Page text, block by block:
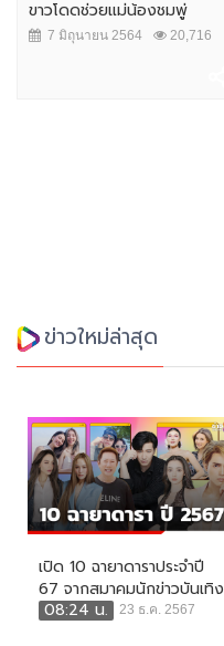
ขาวโดดช่วยแม่น้องชมพู่
7 มิถุนายน 2564 20,716
ข่าวใหม่ล่าสุด
เปิด 10 ฉายาดาราประจำปี
67 จากสมาคมนักข่าวบันเทิง
08:24 น.
23 ธ.ค. 2567